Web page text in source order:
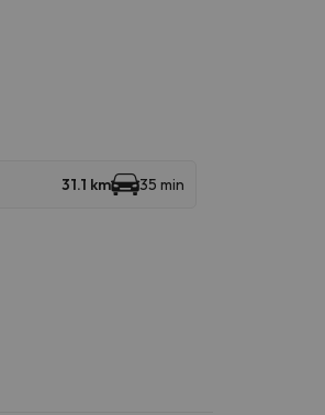
31.1 km 35 min